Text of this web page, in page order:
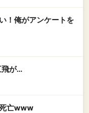
！俺がアンケートを
飛が…
死亡www